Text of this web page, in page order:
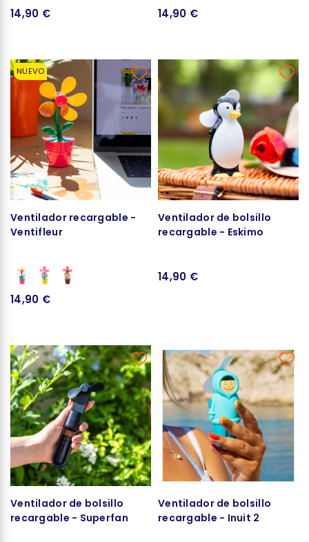
14,90 € 14,90 €
NUEVO
Ventilador recargable -
Ventifleur
14,90 €
Ventilador de bolsillo
recargable - Eskimo
14,90 €
Ventilador de bolsillo
recargable - Superfan
Ventilador de bolsillo
recargable - Inuit 2